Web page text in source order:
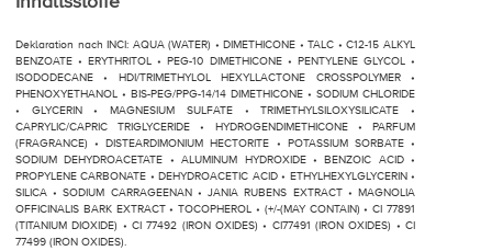
Deklaration nach INCI: AQUA (WATER) • DIMETHICONE • TALC • C12-15 ALKYL
BENZOATE • ERYTHRITOL • PEG-10 DIMETHICONE • PENTYLENE GLYCOL •
ISODODECANE • HDI/TRIMETHYLOL HEXYLLACTONE CROSSPOLYMER •
PHENOXYETHANOL • BIS-PEG/PPG-14/14 DIMETHICONE • SODIUM CHLORIDE
• GLYCERIN • MAGNESIUM SULFATE • TRIMETHYLSILOXYSILICATE •
CAPRYLIC/CAPRIC TRIGLYCERIDE • HYDROGENDIMETHICONE • PARFUM
(FRAGRANCE) • DISTEARDIMONIUM HECTORITE • POTASSIUM SORBATE •
SODIUM DEHYDROACETATE • ALUMINUM HYDROXIDE • BENZOIC ACID •
PROPYLENE CARBONATE • DEHYDROACETIC ACID • ETHYLHEXYLGLYCERIN •
SILICA • SODIUM CARRAGEENAN • JANIA RUBENS EXTRACT • MAGNOLIA
OFFICINALIS BARK EXTRACT • TOCOPHEROL • (+/-(MAY CONTAIN) • CI 77891
(TITANIUM DIOXIDE) • CI 77492 (IRON OXIDES) • CI77491 (IRON OXIDES) • CI
77499 (IRON OXIDES).